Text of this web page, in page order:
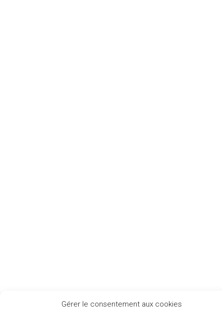
Gérer le consentement aux cookies